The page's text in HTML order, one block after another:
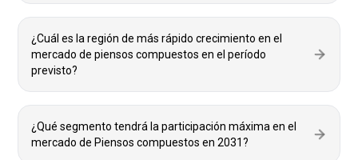
¿Cuál es la región de más rápido crecimiento en el
mercado de piensos compuestos en el período
previsto?
¿Qué segmento tendrá la participación máxima en el
mercado de Piensos compuestos en 2031?